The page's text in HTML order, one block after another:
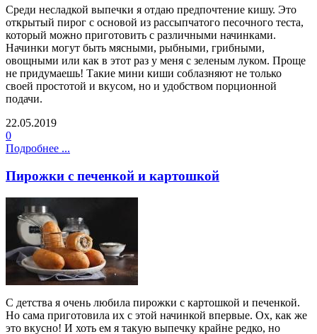
Среди несладкой выпечки я отдаю предпочтение кишу. Это
открытый пирог с основой из рассыпчатого песочного теста,
который можно приготовить с различными начинками.
Начинки могут быть мясными, рыбными, грибными,
овощными или как в этот раз у меня с зеленым луком. Проще
не придумаешь! Такие мини киши соблазняют не только
своей простотой и вкусом, но и удобством порционной
подачи.
22.05.2019
0
Подробнее ...
Пирожки с печенкой и картошкой
С детства я очень любила пирожки с картошкой и печенкой.
Но сама приготовила их с этой начинкой впервые. Ох, как же
это вкусно! И хоть ем я такую выпечку крайне редко, но